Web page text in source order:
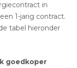
in
1-jarig contract.
tabel hieronder
goedkoper